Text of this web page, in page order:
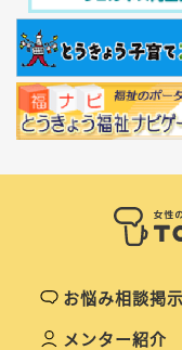
お悩み相談掲
メンター紹介